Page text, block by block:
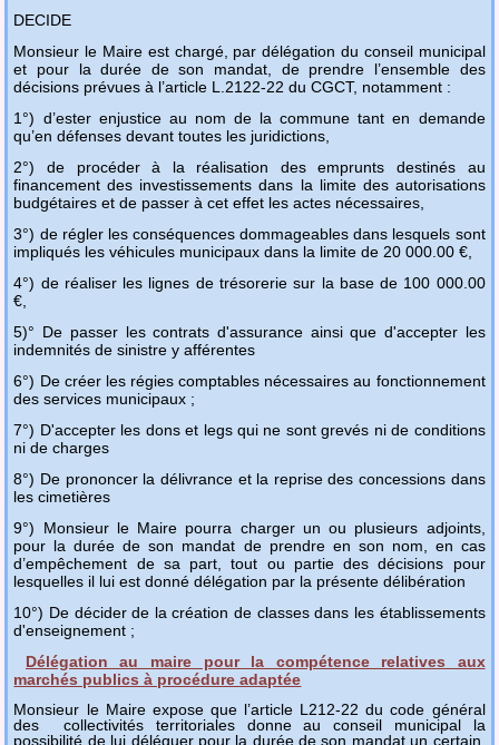
DECIDE
Monsieur le Maire est chargé, par délégation du conseil municipal
et pour la durée de son mandat, de prendre l’ensemble des
décisions prévues à l’article L.2122-22 du CGCT, notamment :
1°) d’ester enjustice au nom de la commune tant en demande
qu’en défenses devant toutes les juridictions,
2°) de procéder à la réalisation des emprunts destinés au
financement des investissements dans la limite des autorisations
budgétaires et de passer à cet effet les actes nécessaires,
3°) de régler les conséquences dommageables dans lesquels sont
impliqués les véhicules municipaux dans la limite de 20 000.00 €,
4°) de réaliser les lignes de trésorerie sur la base de 100 000.00
€,
5)° De passer les contrats d'assurance ainsi que d'accepter les
indemnités de sinistre y afférentes
6°) De créer les régies comptables nécessaires au fonctionnement
des services municipaux ;
7°) D'accepter les dons et legs qui ne sont grevés ni de conditions
ni de charges
8°) De prononcer la délivrance et la reprise des concessions dans
les cimetières
9°) Monsieur le Maire pourra charger un ou plusieurs adjoints,
pour la durée de son mandat de prendre en son nom, en cas
d’empêchement de sa part, tout ou partie des décisions pour
lesquelles il lui est donné délégation par la présente délibération
10°) De décider de la création de classes dans les établissements
d'enseignement ;
Délégation au maire pour la compétence relatives aux
marchés publics à procédure adaptée
Monsieur le Maire expose que l’article L212-22 du code général
des collectivités territoriales donne au conseil municipal la
possibilité de lui déléguer pour la durée de son mandat un certain